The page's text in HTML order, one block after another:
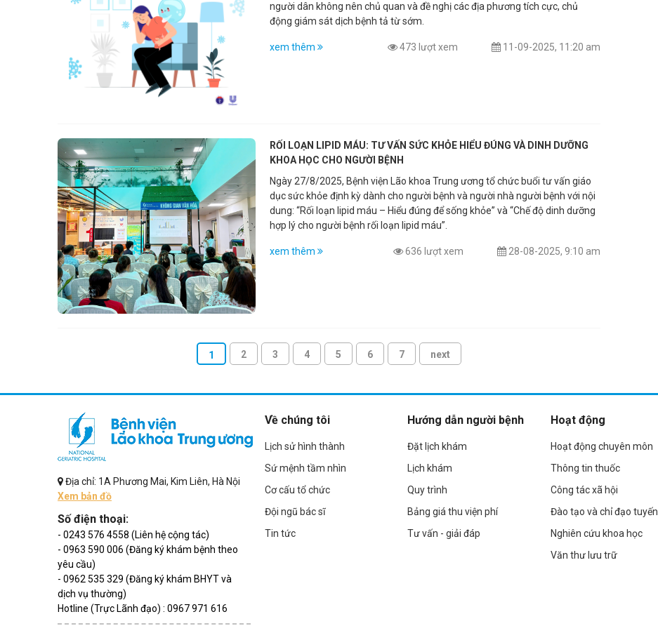
người dân không nên chủ quan và đề nghị các địa phương tích cực, chủ
động giám sát dịch bệnh tả từ sớm.
11-09-2025, 11:20 am
473 lượt xem
xem thêm
RỐI LOẠN LIPID MÁU: TƯ VẤN SỨC KHỎE HIỂU ĐÚNG VÀ DINH DƯỠNG
KHOA HỌC CHO NGƯỜI BỆNH
Ngày 27/8/2025, Bệnh viện Lão khoa Trung ương tổ chức buổi tư vấn giáo
dục sức khỏe định kỳ dành cho người bệnh và người nhà người bệnh với nội
dung: “Rối loạn lipid máu – Hiểu đúng để sống khỏe” và “Chế độ dinh dưỡng
hợp lý cho người bệnh rối loạn lipid máu”.
28-08-2025, 9:10 am
636 lượt xem
xem thêm
1 2 3 4 5 6 7 next
Địa chỉ: 1A Phương Mai, Kim Liên, Hà Nội
Xem bản đồ
Số điện thoại:
- 0243 576 4558 (Liên hệ cộng tác)
- 0963 590 006 (Đăng ký khám bệnh theo
yêu cầu)
- 0962 535 329 (Đăng ký khám BHYT và
dịch vụ thường)
Hotline (Trực Lãnh đạo) : 0967 971 616
Về chúng tôi
Lịch sử hình thành
Sứ mệnh tầm nhìn
Cơ cấu tổ chức
Đội ngũ bác sĩ
Tin tức
Hướng dẫn người bệnh
Đặt lịch khám
Lịch khám
Quy trình
Bảng giá thu viện phí
Tư vấn - giải đáp
Hoạt động
Hoạt động chuyên môn
Thông tin thuốc
Công tác xã hội
Đào tạo và chỉ đạo tuyến
Nghiên cứu khoa học
Văn thư lưu trữ